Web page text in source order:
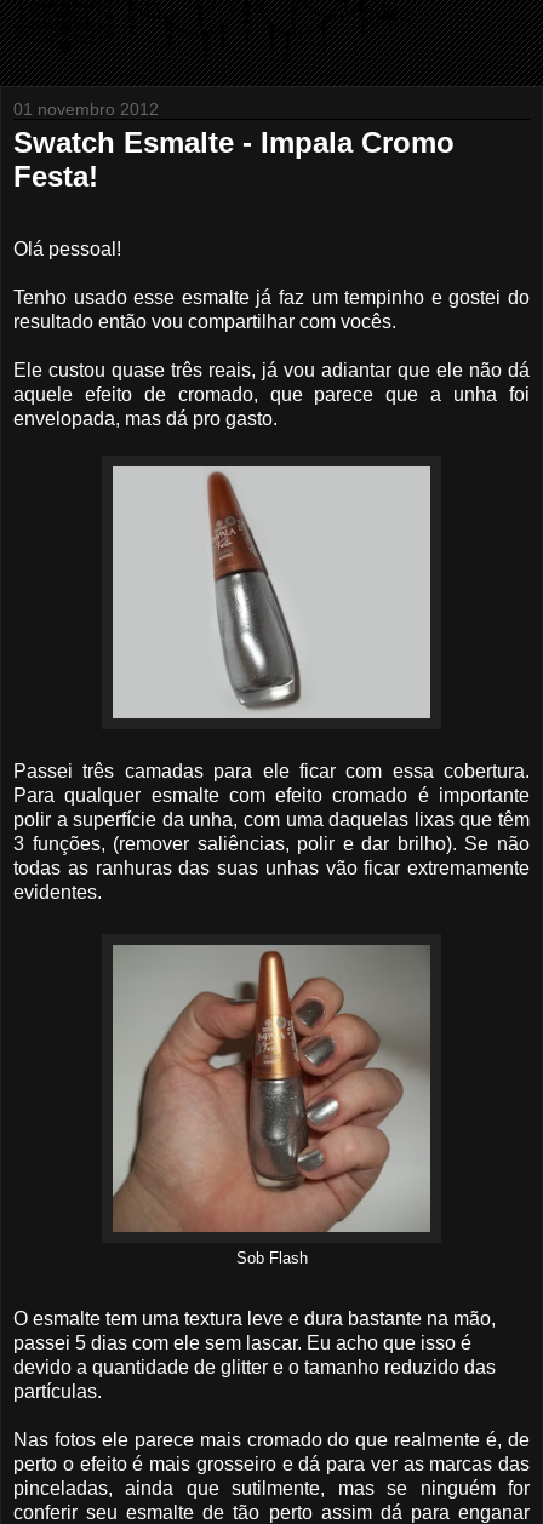
01 novembro 2012
Swatch Esmalte - Impala Cromo
Festa!
Olá pessoal!
Tenho usado esse esmalte já faz um tempinho e gostei do
resultado então vou compartilhar com vocês.
Ele custou quase três reais, já vou adiantar que ele não dá
aquele efeito de cromado, que parece que a unha foi
envelopada, mas dá pro gasto.
Passei três camadas para ele ficar com essa cobertura.
Para qualquer esmalte com efeito cromado é importante
polir a superfície da unha, com uma daquelas lixas que têm
3 funções, (remover saliências, polir e dar brilho). Se não
todas as ranhuras das suas unhas vão ficar extremamente
evidentes.
Sob Flash
O esmalte tem uma textura leve e dura bastante na mão,
passei 5 dias com ele sem lascar. Eu acho que isso é
devido a quantidade de glitter e o tamanho reduzido das
partículas.
Nas fotos ele parece mais cromado do que realmente é, de
perto o efeito é mais grosseiro e dá para ver as marcas das
pinceladas, ainda que sutilmente, mas se ninguém for
conferir seu esmalte de tão perto assim dá para enganar